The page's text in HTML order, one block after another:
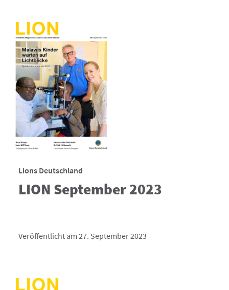
Lions Deutschland
LION September 2023
Veröffentlicht am 27. September 2023